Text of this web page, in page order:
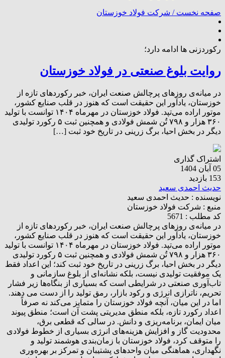
صفحه نخست / شرکت فولاد خوزستان
رکوردزنی ها ادامه دارد؛
روایت بلوغ صنعتی در فولاد خوزستان
در میانه‌ی روزهای پرچالش صنعت ایران، خبر رکوردهای تازه از
خوزستان، یادآور این حقیقت است که هنوز در قلب صنایع کشور،
موتور اراده می‌تپد. فولاد خوزستان در مهرماه ۱۴۰۴ توانست با تولید
۳۶۰ هزار و ۷۹۸ تُن شمش فولادی و همچنین ثبت ۵ رکورد تولیدی
دیگر در بخش احیا، برگ زرینی در تاریخ خود ثبت […]
اشتراک گذاری
05 آبان 1404
153 بازدید
حدیث احمدی سعید
نویسنده : حدیث احمدی سعید
منبع : شرکت فولاد خوزستان
کد مطلب : 5671
در میانه‌ی روزهای پرچالش صنعت ایران، خبر رکوردهای تازه از
خوزستان، یادآور این حقیقت است که هنوز در قلب صنایع کشور،
موتور اراده می‌تپد. فولاد خوزستان در مهرماه ۱۴۰۴ توانست با تولید
۳۶۰ هزار و ۷۹۸ تُن شمش فولادی و همچنین ثبت ۵ رکورد تولیدی
دیگر در بخش احیا، برگ زرینی در تاریخ خود ثبت کند؛ این اعداد فقط
یک موفقیت تولیدی نیست، بلکه نشانه‌ای از بلوغ سازمانی و
تاب‌آوری صنعتی در شرایطی است که بسیاری از بنگاه‌ها زیر فشار
تحریم، ناترازی انرژی و رکود بازار، رمق تولید را از دست می دهند.
اما در این میان، آنچه فولاد خوزستان را متمایز می‌کند نه صرفاً
اعداد رکورد تازه، بلکه منطق مدیریتی پشت آن است؛ منطق پیوند
میان ایمان، برنامه‌ریزی و دانش. در سالی که قطعی برق،
محدودیت گاز و افزایش هزینه‌های انرژی بسیاری از خطوط فولادی
را متوقف کرد، فولاد خوزستان با زمان‌بندی هوشمند تولید و
نگهداری، هماهنگی میان واحدهای پشتیبان و تمرکز بر بهره‌وری